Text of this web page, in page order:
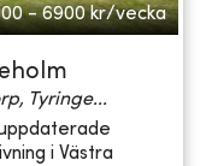
- 6900 kr/vecka
Tyringe...
i Västra